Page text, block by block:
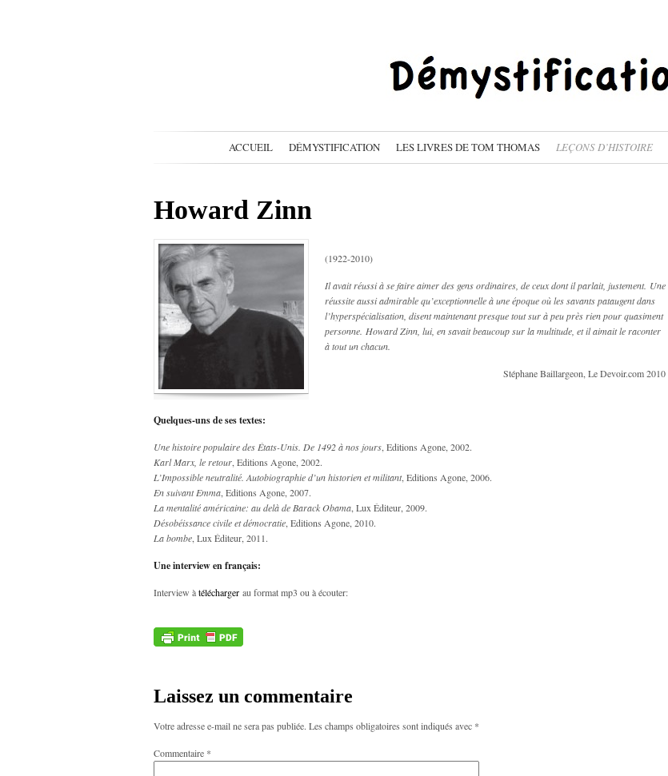
ACCUEIL DÉMYSTIFICATION LES LIVRES DE TOM THOMAS LEÇONS D’HISTOIRE
Howard Zinn
(1922-2010)
Il avait réussi à se faire aimer des gens ordinaires, de ceux dont il parlait, justement. Une
réussite aussi admirable qu’exceptionnelle à une époque où les savants pataugent dans
l’hyperspécialisation, disent maintenant presque tout sur à peu près rien pour quasiment
personne. Howard Zinn, lui, en savait beaucoup sur la multitude, et il aimait le raconter
à tout un chacun.
Stéphane Baillargeon, Le Devoir.com 2010
Quelques-uns de ses textes:
Une histoire populaire des États-Unis. De 1492 à nos jours , Editions Agone, 2002.
Karl Marx, le retour , Editions Agone, 2002.
L’Impossible neutralité. Autobiographie d’un historien et militant, Editions Agone, 2006.
En suivant Emma , Editions Agone, 2007.
La mentalité américaine: au delà de Barack Obama , Lux Éditeur, 2009.
Désobéissance civile et démocratie , Editions Agone, 2010.
La bombe , Lux Éditeur, 2011.
Une interview en français:
Interview àtélécharger au format mp3 ou à écouter:
Laissez un commentaire
Votre adresse e-mail ne sera pas publiée. Les champs obligatoires sont indiqués avec *
Commentaire *